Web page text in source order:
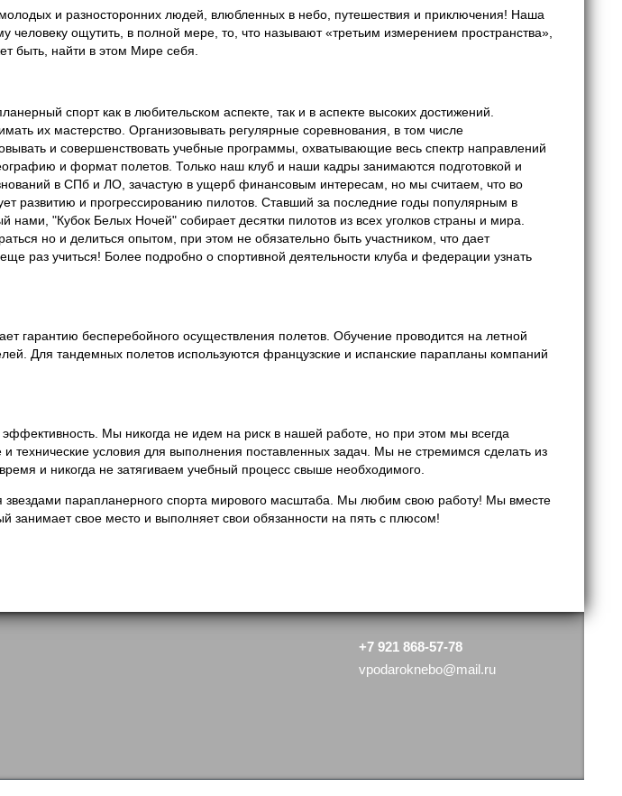
и разносторонних людей, влюбленных в небо, путешествия и приключения! Наша
человеку ощутить, в полной мере, то, что называют «третьим измерением пространства»,
быть, найти в этом Мире себя.
спорт как в любительском аспекте, так и в аспекте высоких достижений.
их мастерство. Организовывать регулярные соревнования, в том числе
и совершенствовать учебные программы, охватывающие весь спектр направлений
и формат полетов. Только наш клуб и наши кадры занимаются подготовкой и
в СПб и ЛО, зачастую в ущерб финансовым интересам, но мы считаем, что во
развитию и прогрессированию пилотов. Ставший за последние годы популярным в
нами, "Кубок Белых Ночей" собирает десятки пилотов из всех уголков страны и мира.
но и делиться опытом, при этом не обязательно быть участником, что дает
раз учиться! Более подробно о спортивной деятельности клуба и федерации узнать
гарантию бесперебойного осуществления полетов. Обучение проводится на летной
Для тандемных полетов используются французские и испанские парапланы компаний
Мы никогда не идем на риск в нашей работе, но при этом мы всегда
условия для выполнения поставленных задач. Мы не стремимся сделать из
и никогда не затягиваем учебный процесс свыше необходимого.
парапланерного спорта мирового масштаба. Мы любим свою работу! Мы вместе
свое место и выполняет свои обязанности на пять с плюсом!
+7 921 868-57-78
vpodaroknebo@mail.ru